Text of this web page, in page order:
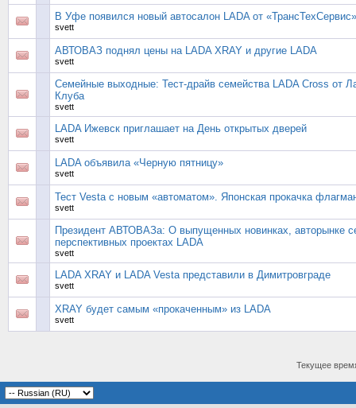
В Уфе появился новый автосалон LADA от «ТрансТехСервис»
svett
АВТОВАЗ поднял цены на LADA XRAY и другие LADA
svett
Семейные выходные: Тест-драйв семейства LADA Cross от
Клуба
svett
LADA Ижевск приглашает на День открытых дверей
svett
LADA объявила «Черную пятницу»
svett
Тест Vesta с новым «автоматом». Японская прокачка
svett
Президент АВТОВАЗа: О выпущенных новинках, авторынке
перспективных проектах LADA
svett
LADA XRAY и LADA Vesta представили в Димитровграде
svett
XRAY будет самым «прокаченным» из LADA
svett
Текущее